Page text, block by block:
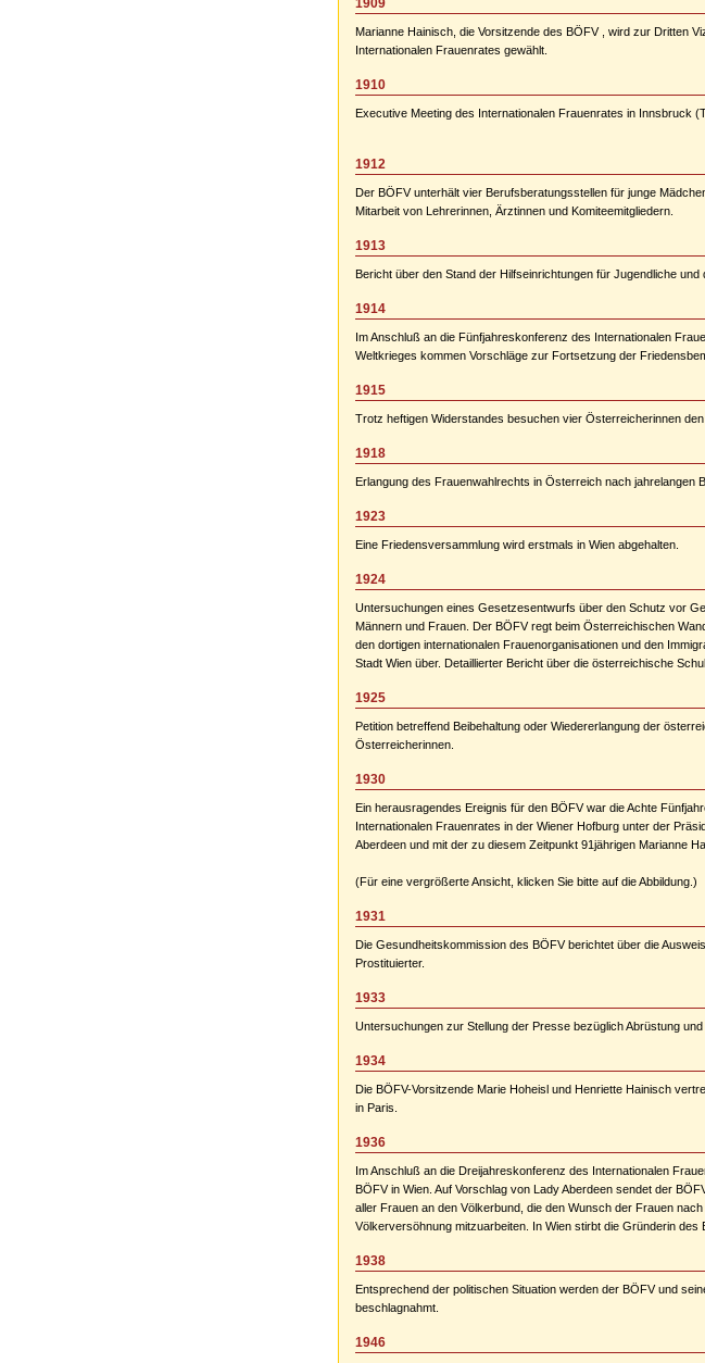
1909
Marianne Hainisch, die Vorsitzende des BÖFV , wird zur Dritten
Internationalen Frauenrates gewählt.
1910
Executive Meeting des Internationalen Frauenrates in Innsbruck
1912
Der BÖFV unterhält vier Berufsberatungsstellen für junge
Mitarbeit von Lehrerinnen, Ärztinnen und Komiteemitgliedern.
1913
Bericht über den Stand der Hilfseinrichtungen für Jugendliche und
1914
Im Anschluß an die Fünfjahreskonferenz des Internationalen
Weltkrieges kommen Vorschläge zur Fortsetzung der
1915
Trotz heftigen Widerstandes besuchen vier Österreicherinnen
1918
Erlangung des Frauenwahlrechts in Österreich nach jahrelangen
1923
Eine Friedensversammlung wird erstmals in Wien abgehalten.
1924
Untersuchungen eines Gesetzesentwurfs über den Schutz vor
Männern und Frauen. Der BÖFV regt beim Österreichischen
den dortigen internationalen Frauenorganisationen und den
Stadt Wien über. Detaillierter Bericht über die österreichische
1925
Petition betreffend Beibehaltung oder Wiedererlangung der
Österreicherinnen.
1930
Ein herausragendes Ereignis für den BÖFV war die Achte
Internationalen Frauenrates in der Wiener Hofburg unter der
Aberdeen und mit der zu diesem Zeitpunkt 91jährigen Marianne
(Für eine vergrößerte Ansicht, klicken Sie bitte auf die Abbildung.)
1931
Die Gesundheitskommission des BÖFV berichtet über die
Prostituierter.
1933
Untersuchungen zur Stellung der Presse bezüglich Abrüstung
1934
Die BÖFV-Vorsitzende Marie Hoheisl und Henriette Hainisch
in Paris.
1936
Im Anschluß an die Dreijahreskonferenz des Internationalen
BÖFV in Wien. Auf Vorschlag von Lady Aberdeen sendet der
aller Frauen an den Völkerbund, die den Wunsch der Frauen
Völkerversöhnung mitzuarbeiten. In Wien stirbt die Gründerin des
1938
Entsprechend der politischen Situation werden der BÖFV und
beschlagnahmt.
1946